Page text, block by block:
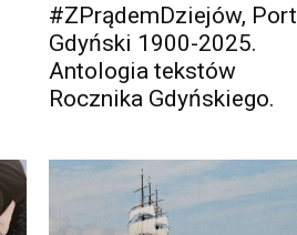
#ZPrądemDziejów, Port
Gdyński 1900-2025.
Antologia tekstów
Rocznika Gdyńskiego.